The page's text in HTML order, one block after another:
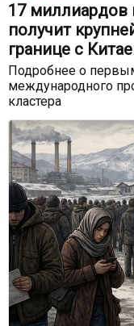
17 миллиардов
получит
границе с
Подробнее о
международного
кластера